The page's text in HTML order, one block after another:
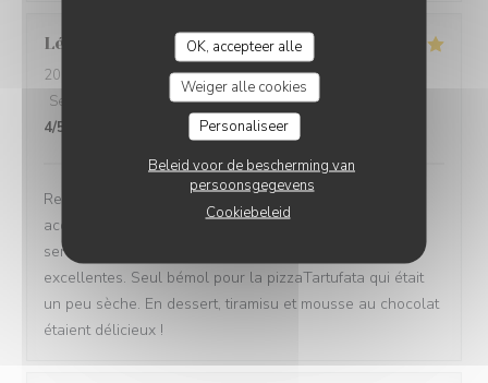
OK, accepteer alle
Weiger alle cookies
Personaliseer
Beleid voor de bescherming van
persoonsgegevens
Cookiebeleid
Léa
2026-03-12
- 19:30 - Gasten 12
Service
Atmosfeer:5/5 Keuken:5/5
4/5
Restaurant agréable et intimiste qui a réussi à nous
accueillir sur 1 seule table de 12 personnes, avec un
service attentionné. Très bon dîner, pâtes et pizzas
excellentes. Seul bémol pour la pizzaTartufata qui était
un peu sèche. En dessert, tiramisu et mousse au chocolat
étaient délicieux !